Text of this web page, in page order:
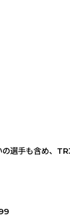
選手も含め、